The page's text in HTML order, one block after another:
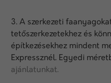
3. A szerkezeti
tetőszerkezetekhez és
építkezésekhez mindent
Expressznél. Egyedi
ajánlatunkat.